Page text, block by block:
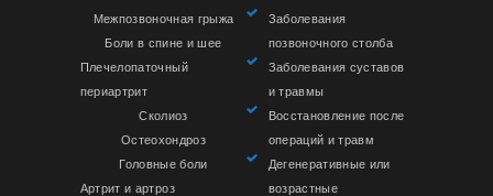
Межпозвоночная грыжа
Боли в спине и шее
Плечелопаточный
периартрит
Сколиоз
Остеохондроз
Головные боли
Артрит и артроз
Заболевания
позвоночного столба
Заболевания суставов
и травмы
Восстановление после
операций и травм
Дегенеративные или
возрастные